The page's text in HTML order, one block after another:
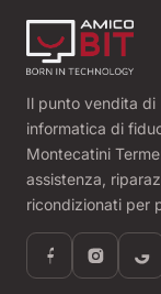
Il punto vendita di
informatica di
Montecatini
assistenza,
ricondizionati per